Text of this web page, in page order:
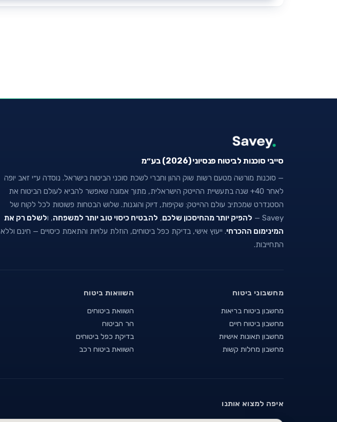
סייבי סוכנות לביטוח פנסיוני (2026) בע״מ
— סוכנות מורשה מטעם רשות שוק ההון וחברי לשכת סוכני הביטוח בישראל. נוסדה ע״י זאב יופה
לאחר 40+ שנה בתעשיית ההייטק הישראלית, מתוך אמונה שאפשר להביא לעולם הביטוח את
הסטנדרט שמכתיב עולם ההייטק: שקיפות, דיוק והוגנות. שלוש הבטחות פשוטות לכל לקוח של
Savey —
להפיק יותר מהחיסכון שלכם, להבטיח כיסוי טוב יותר למשפחה, ולשלם רק את
המינימום ההכרחי. ייעוץ אישי, בדיקת כפל ביטוחים, הוזלת עלויות והתאמת כיסויים — חינם וללא
התחייבות.
מחשבוני ביטוח
מחשבון ביטוח בריאות
מחשבון ביטוח חיים
מחשבון תאונות אישיות
מחשבון מחלות קשות
השוואות ביטוח
השוואת ביטוחים
הר הביטוח
בדיקת כפל ביטוחים
השוואת ביטוח רכב
איפה למצוא אותנו